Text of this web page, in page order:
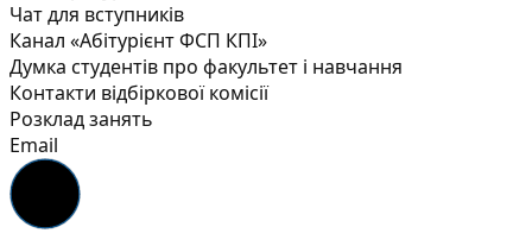
Чат для вступників
Канал «Абітурієнт ФСП КПІ»
Думка студентів про факультет і навчання
Контакти відбіркової комісії
Розклад занять
Email